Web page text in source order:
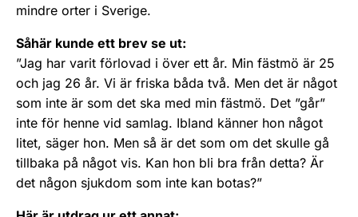
mindre orter i Sverige.
Såhär kunde ett brev se ut:
”Jag har varit förlovad i över ett år. Min fästmö är 25
och jag 26 år. Vi är friska båda två. Men det är något
som inte är som det ska med min fästmö. Det ”går”
inte för henne vid samlag. Ibland känner hon något
litet, säger hon. Men så är det som om det skulle gå
tillbaka på något vis. Kan hon bli bra från detta? Är
det någon sjukdom som inte kan botas?”